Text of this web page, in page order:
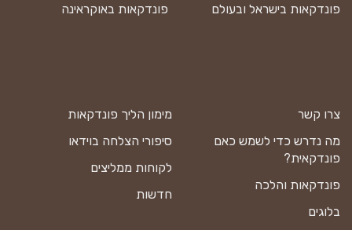
צרו קשר
מה נדרש כדי לשמש כאם
פונדקאית?
פונדקאות והלכה
בלוגים
מימון הליך פונדקאות
סיפורי הצלחה בוידאו
לקוחות ממליצים
חדשות
פונדקאות בישראל ובעולם
פונדקאות באוקראינה